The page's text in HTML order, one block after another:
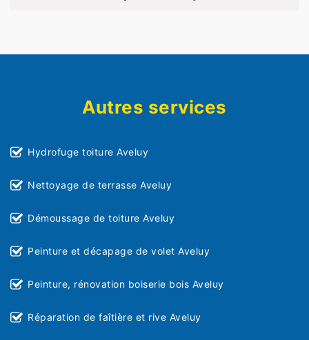
Autres services
Hydrofuge toiture Aveluy
Nettoyage de terrasse Aveluy
Démoussage de toiture Aveluy
Peinture et décapage de volet Aveluy
Peinture, rénovation boiserie bois Aveluy
Réparation de faîtière et rive Aveluy